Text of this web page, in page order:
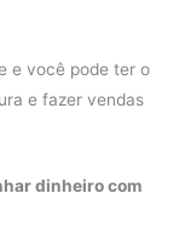
e você pode ter o
e fazer vendas
dinheiro com